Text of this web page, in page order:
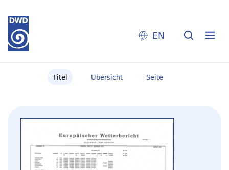
EN
Titel Übersicht Seite